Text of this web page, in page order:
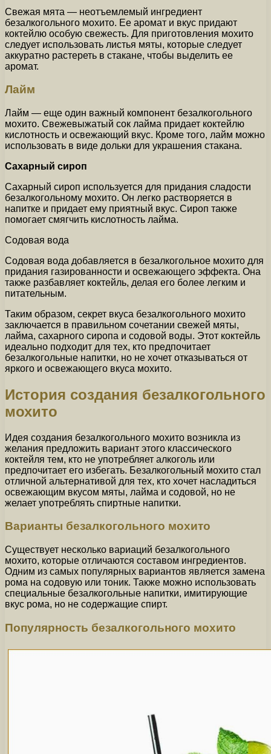
Свежая мята — неотъемлемый ингредиент
безалкогольного мохито. Ее аромат и вкус придают
коктейлю особую свежесть. Для приготовления мохито
следует использовать листья мяты, которые следует
аккуратно растереть в стакане, чтобы выделить ее
аромат.
Лайм
Лайм — еще один важный компонент безалкогольного
мохито. Свежевыжатый сок лайма придает коктейлю
кислотность и освежающий вкус. Кроме того, лайм можно
использовать в виде дольки для украшения стакана.
Сахарный сироп
Сахарный сироп используется для придания сладости
безалкогольному мохито. Он легко растворяется в
напитке и придает ему приятный вкус. Сироп также
помогает смягчить кислотность лайма.
Содовая вода
Содовая вода добавляется в безалкогольное мохито для
придания газированности и освежающего эффекта. Она
также разбавляет коктейль, делая его более легким и
питательным.
Таким образом, секрет вкуса безалкогольного мохито
заключается в правильном сочетании свежей мяты,
лайма, сахарного сиропа и содовой воды. Этот коктейль
идеально подходит для тех, кто предпочитает
безалкогольные напитки, но не хочет отказываться от
яркого и освежающего вкуса мохито.
История создания безалкогольного
мохито
Идея создания безалкогольного мохито возникла из
желания предложить вариант этого классического
коктейля тем, кто не употребляет алкоголь или
предпочитает его избегать. Безалкогольный мохито стал
отличной альтернативой для тех, кто хочет насладиться
освежающим вкусом мяты, лайма и содовой, но не
желает употреблять спиртные напитки.
Варианты безалкогольного мохито
Существует несколько вариаций безалкогольного
мохито, которые отличаются составом ингредиентов.
Одним из самых популярных вариантов является замена
рома на содовую или тоник. Также можно использовать
специальные безалкогольные напитки, имитирующие
вкус рома, но не содержащие спирт.
Популярность безалкогольного мохито